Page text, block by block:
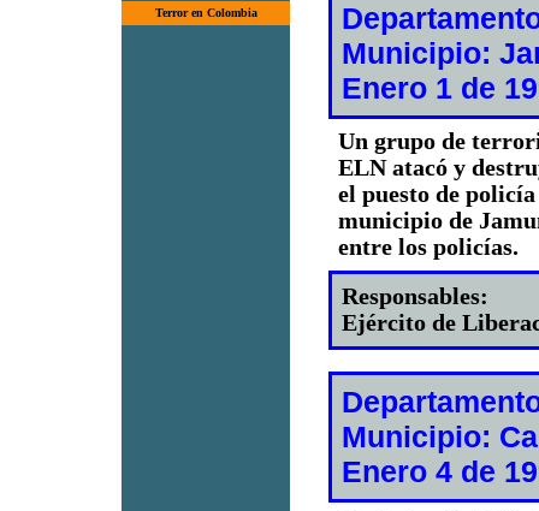
Terror en Colombia
Municipio:
Enero 1 de
Un grupo de
ELN atacó y
el puesto de
municipio de
entre los policías.
Responsables:
Ejército de
Municipio:
Enero 4 de